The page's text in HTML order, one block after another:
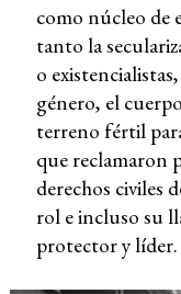
como núcleo de
tanto la
o
género, el
terreno fértil
que reclamaron
derechos civiles
rol e incluso su
protector y líder.